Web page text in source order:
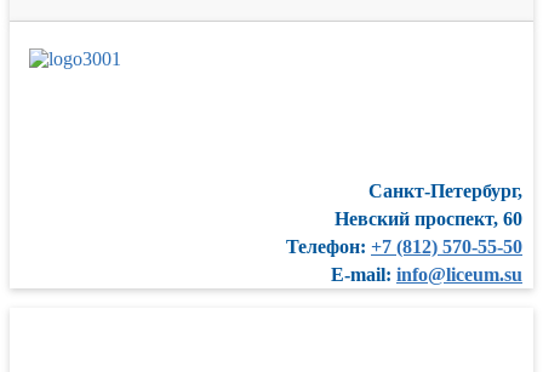
Санкт-Петербург,
Невский проспект, 60
Телефон: +7 (812) 570-55-50
E-mail: info@liceum.su